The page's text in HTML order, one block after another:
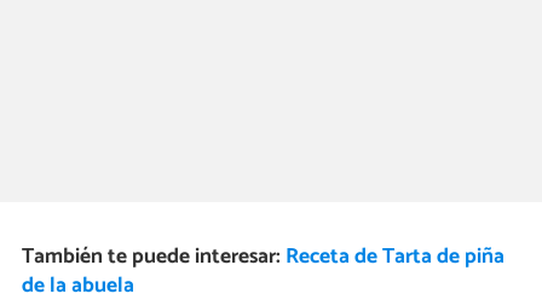
También te puede interesar: Receta de Tarta de piña
de la abuela